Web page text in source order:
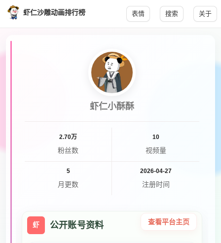
虾仁沙雕动画排行榜 表情 搜索 关于
虾仁小酥酥
2.70万
粉丝数
10
视频量
5
月更数
2026-04-27
注册时间
虾 公开账号资料 查看平台主页